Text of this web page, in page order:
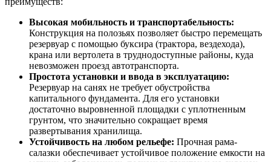
Высокая мобильность и транспортабельность:
Конструкция на полозьях позволяет быстро перемещать
резервуар с помощью буксира (трактора, вездехода),
крана или вертолета в труднодоступные районы, куда
невозможен проезд автотранспорта.
Простота установки и ввода в эксплуатацию:
Резервуар на санях не требует обустройства
капитального фундамента. Для его установки
достаточно выровненной площадки с уплотненным
грунтом, что значительно сокращает время
развертывания хранилища.
Устойчивость на любом рельефе: Прочная рама-
салазки обеспечивает устойчивое положение емкости на